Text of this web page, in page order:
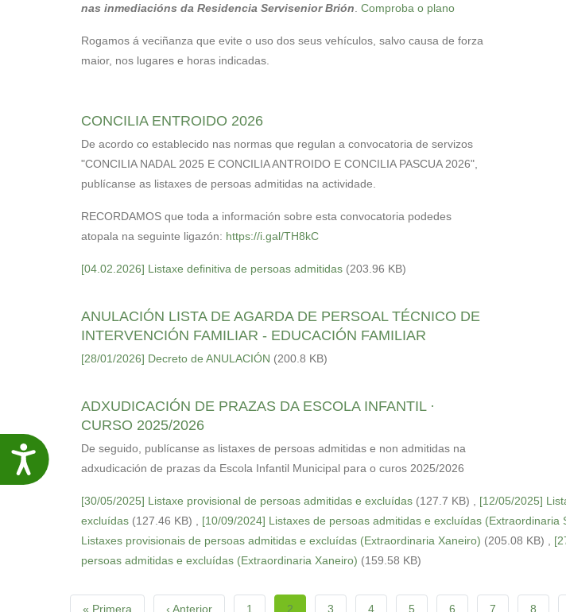
Accesibilidade
nas inmediacións da Residencia Servisenior Brión Comproba o plano
Rogamos á veciñanza que evite o uso dos seus vehículos, salvo causa de forza
maior, nos lugares e horas indicadas.
CONCILIA ENTROIDO 2026
De acordo co establecido nas normas que regulan a convocatoria de servizos
"CONCILIA NADAL 2025 E CONCILIA ANTROIDO E CONCILIA PASCUA 2026",
publícanse as listaxes de persoas admitidas na actividade.
RECORDAMOS que toda a información sobre esta convocatoria podedes
atopala na seguinte ligazón: https://i.gal/TH8kC
[04.02.2026] Listaxe definitiva de persoas admitidas (203.96 KB)
ANULACIÓN LISTA DE AGARDA DE PERSOAL TÉCNICO DE
INTERVENCIÓN FAMILIAR - EDUCACIÓN FAMILIAR
[28/01/2026] Decreto de ANULACIÓN (200.8 KB)
ADXUDICACIÓN DE PRAZAS DA ESCOLA INFANTIL ·
CURSO 2025/2026
De seguido, publícanse as listaxes de persoas admitidas e non admitidas na
adxudicación de prazas da Escola Infantil Municipal para o curos 2025/2026
[30/05/2025] Listaxe provisional de persoas admitidas e excluídas (127.7 KB)
[12/05/2025]
excluídas (127.46 KB) [10/09/2024] Listaxes de persoas admitidas e excluídas (Extraordinaria
Listaxes provisionais de persoas admitidas e excluídas (Extraordinaria Xaneiro) (205.08 KB)
persoas admitidas e excluídas (Extraordinaria Xaneiro) (159.58 KB)
Paginación
Primera
« Primera Página
‹ Anterior Page
1 Página
2 Page
3 Page
4 Page
5 Page
6 Page
7 Page
8